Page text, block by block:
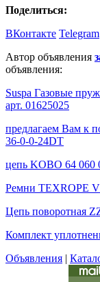
Поделиться:
ВКонтакте Telegram
Автор объявления
объявления:
Suspa Газовые
арт. 01625025
предлагаем Вам к
36-0-0-24DT
цепь KOBO 64 060
Ремни TEXROPE
Цепь поворотная
Комплект
Объявления |